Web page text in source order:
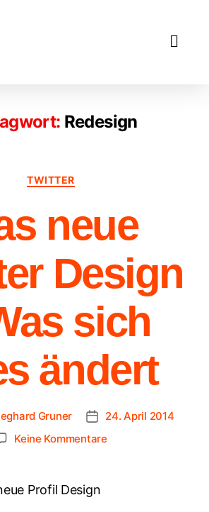
Redesign
TWITTER
neue
Design
sich
ändert
Gruner
24. April 2014
Keine Kommentare